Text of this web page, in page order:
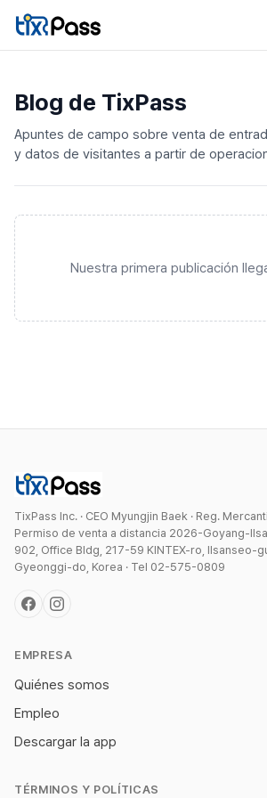
Skip to content
Blog de TixPass
Apuntes de campo sobre venta de
y datos de visitantes a partir de
Nuestra primera publicación
TixPass Inc. · CEO Myungjin Baek · Reg.
Permiso de venta a distancia 2026-Goyang-
902, Office Bldg, 217-59 KINTEX-ro, Ilsanseo-
Gyeonggi-do, Korea · Tel 02-575-0809
EMPRESA
Quiénes somos
Empleo
Descargar la app
TÉRMINOS Y POLÍTICAS